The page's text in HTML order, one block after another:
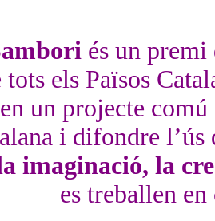
és un
tots els Països
un projecte comú
i difondre
imaginació, la
es treballen en